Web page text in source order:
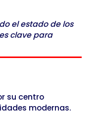
el estado de los
clave para
su centro
modernas.